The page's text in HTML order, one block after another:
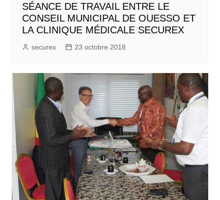
SÉANCE DE TRAVAIL ENTRE LE
CONSEIL MUNICIPAL DE OUESSO ET
LA CLINIQUE MÉDICALE SECUREX
securex 23 octobre 2018